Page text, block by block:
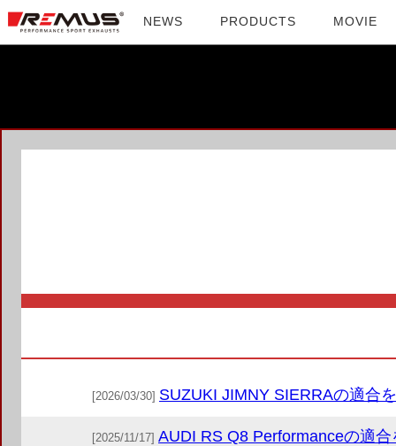
NEWS PRODUCTS MOVIE
[2026/03/30] SUZUKI JIMNY SIERRAの適合
[2025/11/17] AUDI RS Q8 Performanceの適合